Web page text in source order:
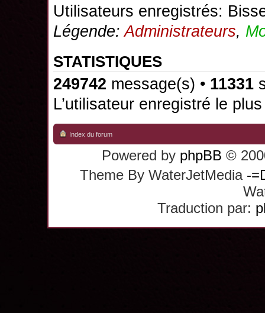
Utilisateurs enregistrés:
Légende:Administrateurs,
STATISTIQUES
249742 message(s) • 11331
L’utilisateur enregistré le
Index du forum
Powered by phpBB ©
Theme By WaterJetMedia -
Traduction par: